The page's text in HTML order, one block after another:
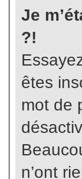
Je
?!
êtes
mot de
n’ont